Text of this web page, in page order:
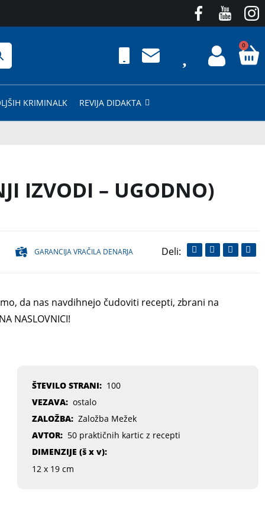
0
KRIMINALK REVIJA DIDAKTA
IZVODI – UGODNO)
GARANCIJA VRAČILA DENARJA
da nas navdihnejo čudoviti recepti, zbrani na
NASLOVNICI!
ŠTEVILO STRANI: 100
VEZAVA: ostalo
ZALOŽBA: Založba Mežek
AVTOR: 50 praktičnih kartic z recepti
DIMENZIJE (š x v):
12 x 19 cm